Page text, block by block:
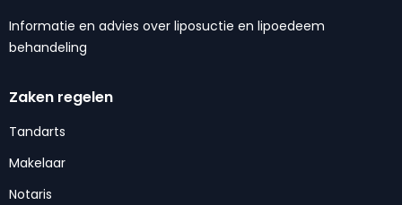
Informatie en advies over liposuctie en lipoedeem
behandeling
Zaken regelen
Tandarts
Makelaar
Notaris